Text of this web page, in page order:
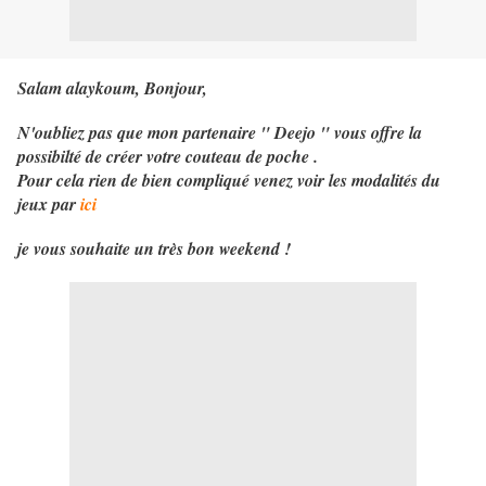
Salam alaykoum, Bonjour,
N'oubliez pas que mon partenaire " Deejo " vous offre la
possibilté de créer votre couteau de poche .
Pour cela rien de bien compliqué venez voir les modalités du
jeux parici
je vous souhaite un très bon weekend !